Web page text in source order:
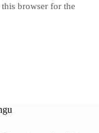
browser for the